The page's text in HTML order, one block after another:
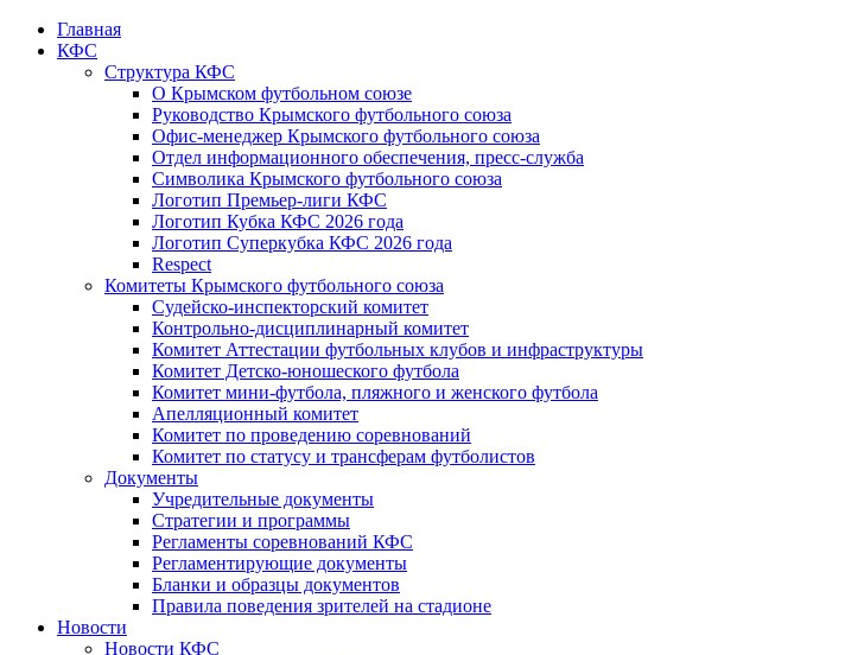
Главная
КФС
Структура КФС
О Крымском футбольном союзе
Руководство Крымского футбольного союза
Офис-менеджер Крымского футбольного союза
Отдел информационного обеспечения, пресс-служба
Символика Крымского футбольного союза
Логотип Премьер-лиги КФС
Логотип Кубка КФС 2026 года
Логотип Суперкубка КФС 2026 года
Respect
Комитеты Крымского футбольного союза
Судейско-инспекторский комитет
Контрольно-дисциплинарный комитет
Комитет Аттестации футбольных клубов и инфраструктуры
Комитет Детско-юношеского футбола
Комитет мини-футбола, пляжного и женского футбола
Апелляционный комитет
Комитет по проведению соревнований
Комитет по статусу и трансферам футболистов
Документы
Учредительные документы
Стратегии и программы
Регламенты соревнований КФС
Регламентирующие документы
Бланки и образцы документов
Правила поведения зрителей на стадионе
Новости
Новости КФС